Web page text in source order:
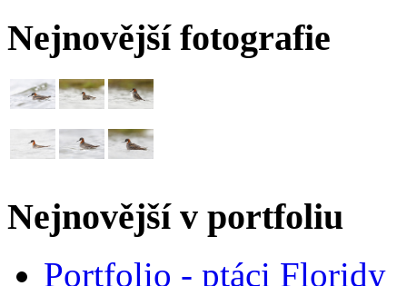
Nejnovější fotografie
Nejnovější v portfoliu
Portfolio - ptáci Floridy